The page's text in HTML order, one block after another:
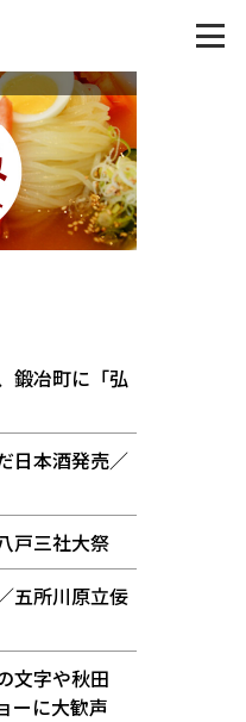
鍛冶町に「弘
日本酒発売／
戸三社大祭
五所川原立佞
文字や秋田
ーに大歓声